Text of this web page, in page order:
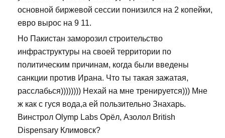
основной биржевой сессии понизился на 2 копейки,
евро вырос на 9 11.
Но Пакистан заморозил строительство
инфраструктуры на своей территории по
политическим причинам, когда были введены
санкции против Ирана. Что ты такая зажатая,
расслабься)))))))) Нехай на мне тренируется))) Мне
ж как с гуся вода,а ей пользительно Знахарь.
Винстрол Olymp Labs Орёл, Азолол British
Dispensary Климовск?